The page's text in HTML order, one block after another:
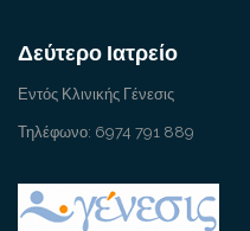
Δεύτερο Ιατρείο
Εντός Κλινικής Γένεσις
Τηλέφωνο: 6974 791 889